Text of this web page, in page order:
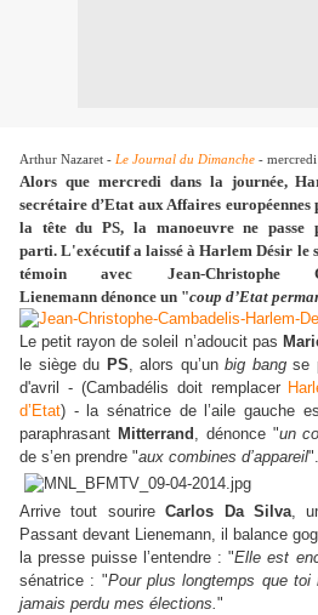
Arthur Nazaret - Le Journal du Dimanche -
Alors que mercredi dans la journée,
secrétaire d’Etat aux Affaires
la tête du PS, la manoeuvre ne
parti. L'exécutif a laissé à Harlem Désir le
témoin avec Jean-Christophe
Lienemann dénonce un "coup d’Etat
Le petit rayon de soleil n’adoucit pas
le siège du PS, alors qu’unbig bangse
d'avril - (Cambadélis doit remplacer
d’Etat) - la sénatrice de l’aile gauche
paraphrasant Mitterrand , dénonce "un
de s’en prendre "aux combines d’appareil".
Arrive tout sourireCarlos Da Silva,
Passant devant Lienemann, il balance
la presse puisse l’entendre : "Elle est
sénatrice : "Pour plus longtemps que toi
jamais perdu mes élections."